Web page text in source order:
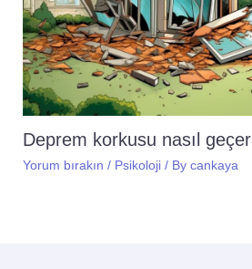
Deprem korkusu nasıl geçer
Yorum bırakın / Psikoloji/ By cankaya